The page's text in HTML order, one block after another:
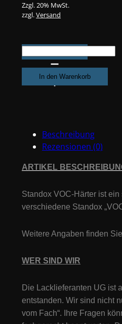
€
Zzgl. 20% MwSt.
zzgl.Versand
Standox
VOC-
Härter
20-
In den Warenkorb
Beschreibung
Rezensionen (0)
ARTIKEL
Standox VOC-Härter ist ein
verschiedene Standox
Weitere Angaben finden
WER SIND WIR
Die Lacklieferanten UG ist
entstanden. Wir sind nicht
vom Fach“. Ihre Fragen